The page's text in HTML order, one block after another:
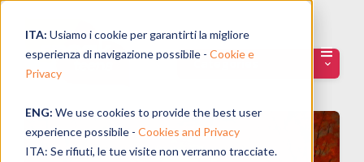
ITA: Usiamo i cookie per garantirti la migliore
esperienza di navigazione possibile - Cookie e
Privacy
ENG: We use cookies to provide the best user
experience possibile - Cookies and Privacy
ITA: Se rifiuti, le tue visite non verranno tracciate.
Categories